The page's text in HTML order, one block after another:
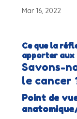
Mar 16, 2022
Ce que la
apporter aux
Savons-
le cancer
Point de